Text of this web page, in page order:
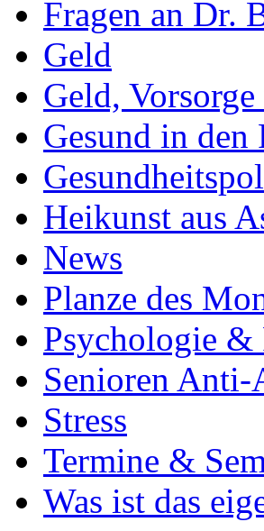
Fragen an Dr.
Geld
Geld,
Gesund in den
Heikunst aus
News
Planze des
Psychologie &
Senioren Anti-
Stress
Termine &
Was ist das